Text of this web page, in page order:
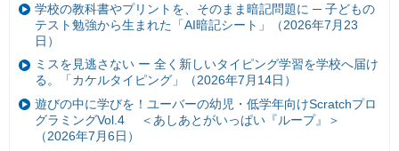
学校の教科書やプリントを、そのまま暗記問題に ─ 子どもの
テスト勉強から生まれた「AI暗記シート」（2026年7月23
日）
ミスを見逃さない ー 全く新しいタイピング学習を学校へ届け
る。「カケルタイピング」（2026年7月14日）
遊びの中に学びを！ユーバーの幼児・低学年向けScratchプロ
グラミングVol.4 ＜あしあとがいっぱい『ループ』＞
（2026年7月6日）